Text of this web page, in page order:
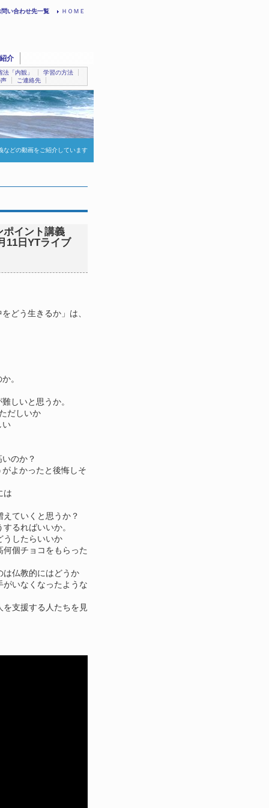
ＨＯＭＥ
問い合わせ先一覧
介
法「内観」
学習の方法
ご連絡先
などの動画をご紹介しています
ポイント講義
11日YTライブ
どう生きるか」は、
。
しいと思うか。
だしいか
い
のか？
よかったと後悔しそ
は
ていくと思うか？
るればいいか。
うしたらいいか
個チョコをもらった
は仏教的にはどうか
いなくなったような
支援する人たちを見